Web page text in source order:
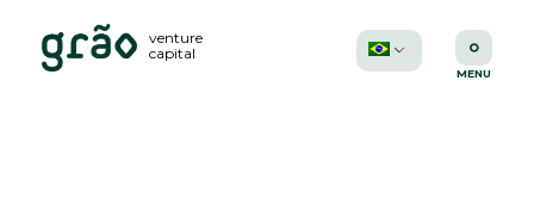
venture
capital